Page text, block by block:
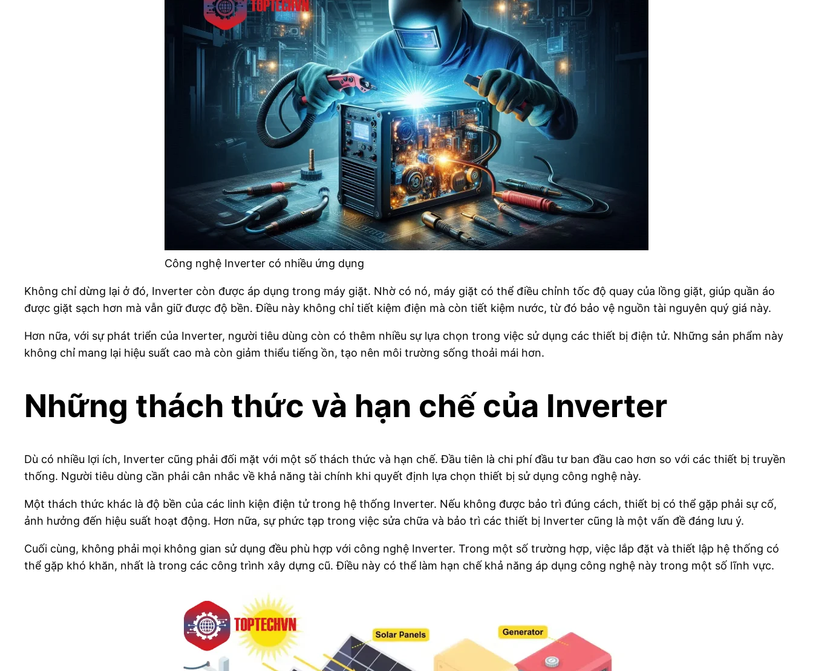
Công nghệ Inverter có nhiều ứng dụng
Không chỉ dừng lại ở đó, Inverter còn được áp dụng trong máy giặt. Nhờ có nó, máy giặt có thể điều chỉnh tốc độ quay của lồng giặt, giúp quần áo
được giặt sạch hơn mà vẫn giữ được độ bền. Điều này không chỉ tiết kiệm điện mà còn tiết kiệm nước, từ đó bảo vệ nguồn tài nguyên quý giá này.
Hơn nữa, với sự phát triển của Inverter, người tiêu dùng còn có thêm nhiều sự lựa chọn trong việc sử dụng các thiết bị điện tử. Những sản phẩm này
không chỉ mang lại hiệu suất cao mà còn giảm thiểu tiếng ồn, tạo nên môi trường sống thoải mái hơn.
Những thách thức và hạn chế của Inverter
Dù có nhiều lợi ích, Inverter cũng phải đối mặt với một số thách thức và hạn chế. Đầu tiên là chi phí đầu tư ban đầu cao hơn so với các thiết bị truyền
thống. Người tiêu dùng cần phải cân nhắc về khả năng tài chính khi quyết định lựa chọn thiết bị sử dụng công nghệ này.
Một thách thức khác là độ bền của các linh kiện điện tử trong hệ thống Inverter. Nếu không được bảo trì đúng cách, thiết bị có thể gặp phải sự cố,
ảnh hưởng đến hiệu suất hoạt động. Hơn nữa, sự phức tạp trong việc sửa chữa và bảo trì các thiết bị Inverter cũng là một vấn đề đáng lưu ý.
Cuối cùng, không phải mọi không gian sử dụng đều phù hợp với công nghệ Inverter. Trong một số trường hợp, việc lắp đặt và thiết lập hệ thống có
thể gặp khó khăn, nhất là trong các công trình xây dựng cũ. Điều này có thể làm hạn chế khả năng áp dụng công nghệ này trong một số lĩnh vực.